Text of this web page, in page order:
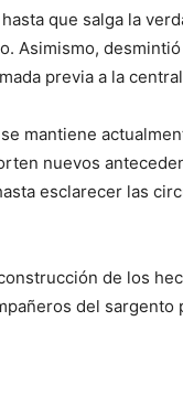
que salga la
Asimismo,
previa a la
mantiene
nuevos
esclarecer las
de los
del sargento